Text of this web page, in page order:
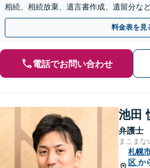
相続、相続放棄、遺言書作成、遺留分な
トップで対応します【休日・夜間面談OK
料金表を見
電話でお問い合わせ
池田
弁護士
まこまな
札幌
区 か